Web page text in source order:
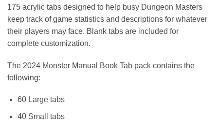
175 acrylic tabs designed to help busy Dungeon Masters
keep track of game statistics and descriptions for whatever
their players may face. Blank tabs are included for
complete customization.
The 2024 Monster Manual Book Tab pack contains the
following:
60 Large tabs
40 Small tabs